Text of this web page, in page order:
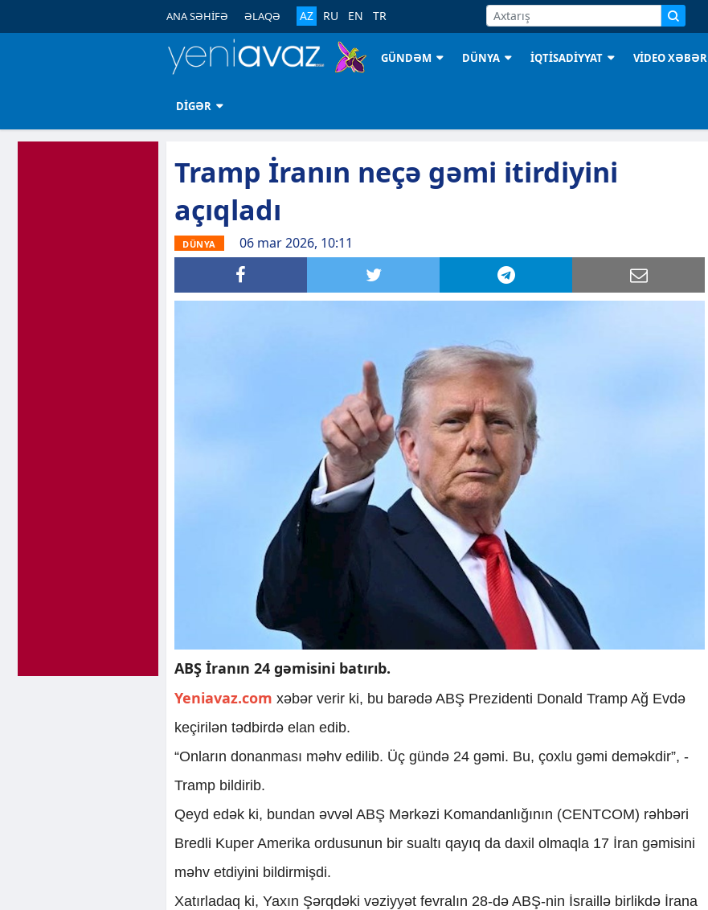
ANA SƏHİFƏ ƏLAQƏ AZ RU EN TR
GÜNDƏM DÜNYA İQTİSADİYYAT VİDEO XƏBƏR
DİGƏR
Tramp İranın neçə gəmi itirdiyini
açıqladı
DÜNYA 06 mar 2026, 10:11
ABŞ İranın 24 gəmisini batırıb.
Yeniavaz.com xəbər verir ki, bu barədə ABŞ Prezidenti Donald Tramp Ağ Evdə
keçirilən tədbirdə elan edib.
“Onların donanması məhv edilib. Üç gündə 24 gəmi. Bu, çoxlu gəmi deməkdir”, -
Tramp bildirib.
Qeyd edək ki, bundan əvvəl ABŞ Mərkəzi Komandanlığının (CENTCOM) rəhbəri
Bredli Kuper Amerika ordusunun bir sualtı qayıq da daxil olmaqla 17 İran gəmisini
məhv etdiyini bildirmişdi.
Xatırladaq ki, Yaxın Şərqdəki vəziyyət fevralın 28-də ABŞ-nin İsraillə birlikdə İrana